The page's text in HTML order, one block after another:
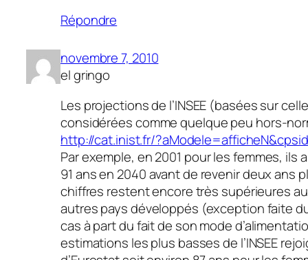
Répondre
novembre 7, 2010
el gringo
Les projections de l’INSEE (basées sur
considérées comme quelque peu hors-
http://cat.inist.fr/
Par exemple, en 2001 pour les femmes,
91 ans en 2040 avant de revenir deux ans
chiffres restent encore très supérieures
autres pays développés (exception faite
cas à part du fait de son mode
estimations les plus basses de l’INSEE